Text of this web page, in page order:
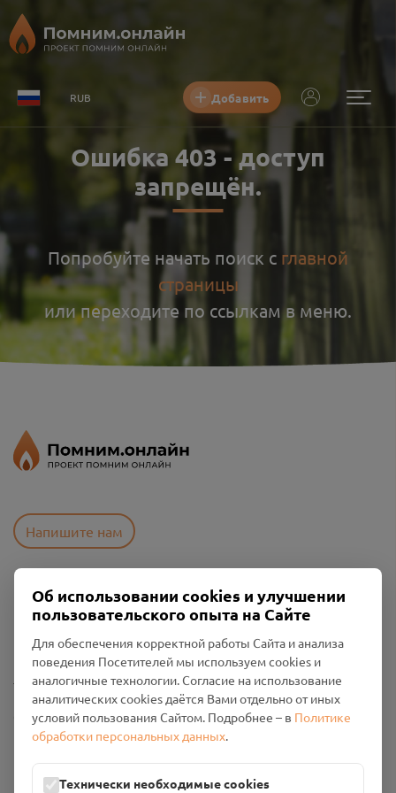
RUB Добавить
Ошибка 403- доступ
запрещён.
Попробуйте начать поиск с главной
страницы
или переходите по ссылкам в меню.
Напишите нам
Пользовательское соглашение
Политика конфиденциальности
Промо-материалы
Настройки cookies
Общество с ограниченной ответственностью «Смоленский
Проект Помним»
Юридический адрес: 216790, Смоленская область, р-н
Об использовании cookies и улучшении
пользовательского опыта на Сайте
Для обеспечения корректной работы Сайта и анализа
поведения Посетителей мы используем cookies и
аналогичные технологии. Согласие на использование
аналитических cookies даётся Вами отдельно от иных
условий пользования Сайтом. Подробнее – в Политике
обработки персональных данных.
Технически необходимые cookies